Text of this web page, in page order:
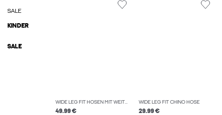
SALE
KINDER
SALE
WIDE LEG FIT HOSEN MIT WEITEM BEIN
49.99 €
WIDE LEG FIT CHINO HOSE
29.99 €